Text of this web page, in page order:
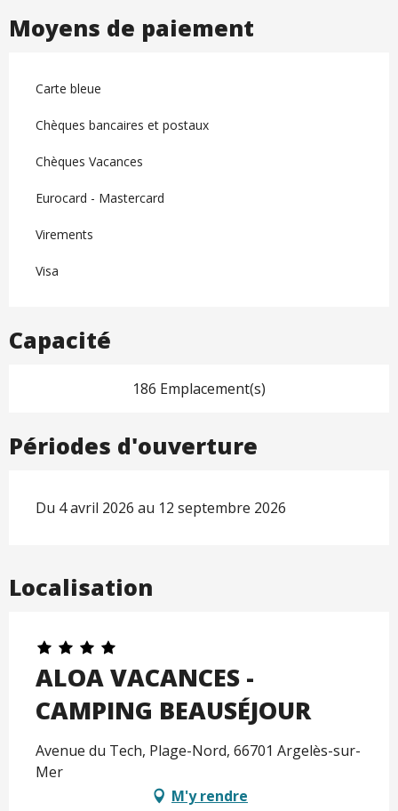
Moyens de paiement
Carte bleue
Chèques bancaires et postaux
Chèques Vacances
Eurocard - Mastercard
Virements
Visa
Capacité
186 Emplacement(s)
Périodes d'ouverture
Du 4 avril 2026 au 12 septembre 2026
Localisation
ALOA VACANCES -
CAMPING BEAUSÉJOUR
Avenue du Tech, Plage-Nord, 66701 Argelès-sur-
Mer
M'y rendre